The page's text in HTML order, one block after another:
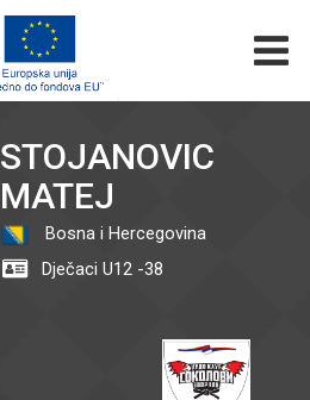
STOJANOVIC
MATEJ
Bosna i Hercegovina
Dječaci U12 -38